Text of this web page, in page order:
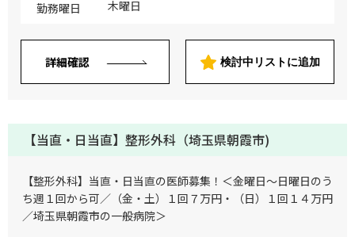
勤務曜日 木曜日
詳細確認 検討中リストに追加
【当直・日当直】整形外科（埼玉県朝霞市)
【整形外科】当直・日当直の医師募集！＜金曜日～日曜日のう
ち週１回から可／（金・土）１回７万円・（日）１回１４万円
／埼玉県朝霞市の一般病院＞